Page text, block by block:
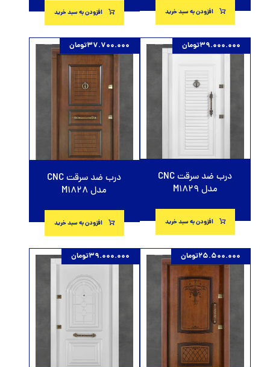
افزودن به سبد خرید افزودن به سبد خرید
درب ضد سرقت CNC
مدل M1829
39.000.000تومان
افزودن به سبد خرید
درب ضد سرقت CNC
مدل M1828
37.700.000تومان
افزودن به سبد خرید
25.500.000تومان 39.000.000تومان